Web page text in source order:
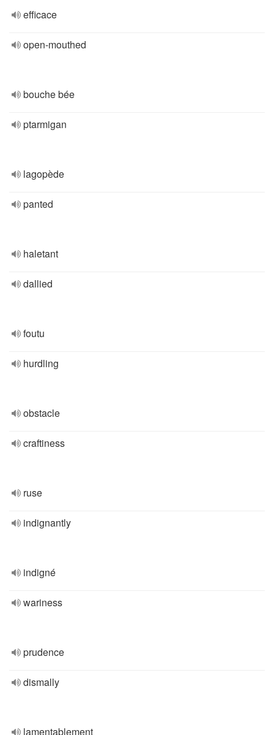
efficace
open-mouthed
bouche bée
ptarmigan
lagopède
panted
haletant
dallied
foutu
hurdling
obstacle
craftiness
ruse
indignantly
indigné
wariness
prudence
dismally
lamentablement